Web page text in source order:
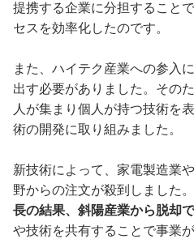
提携する企業に分担すること
セスを効率化したのです。
また、ハイテク産業への参入
出す必要がありました。その
人が集まり個人が持つ技術を
術の開発に取り組みました。
新技術によって、家電製造業
野からの注文が殺到しました。
長の結果、斜陽産業から脱却で
や技術を共有することで事業